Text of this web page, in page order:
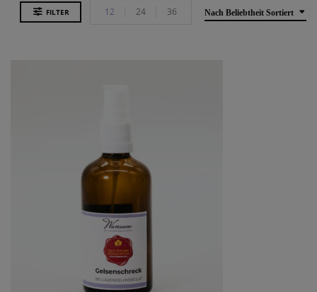
FILTER Nach Beliebtheit Sortiert
12 24 36